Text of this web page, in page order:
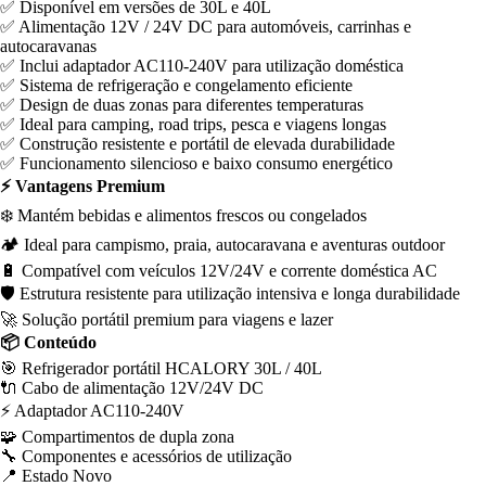
✅ Disponível em versões de 30L e 40L
✅ Alimentação 12V / 24V DC para automóveis, carrinhas e
autocaravanas
✅ Inclui adaptador AC110-240V para utilização doméstica
✅ Sistema de refrigeração e congelamento eficiente
✅ Design de duas zonas para diferentes temperaturas
✅ Ideal para camping, road trips, pesca e viagens longas
✅ Construção resistente e portátil de elevada durabilidade
✅ Funcionamento silencioso e baixo consumo energético
⚡ Vantagens Premium
❄️ Mantém bebidas e alimentos frescos ou congelados
🏕️ Ideal para campismo, praia, autocaravana e aventuras outdoor
🔋 Compatível com veículos 12V/24V e corrente doméstica AC
🛡️ Estrutura resistente para utilização intensiva e longa durabilidade
🚀 Solução portátil premium para viagens e lazer
📦 Conteúdo
🎯 Refrigerador portátil HCALORY 30L / 40L
🔌 Cabo de alimentação 12V/24V DC
⚡ Adaptador AC110-240V
🧩 Compartimentos de dupla zona
🔧 Componentes e acessórios de utilização
📍 Estado Novo